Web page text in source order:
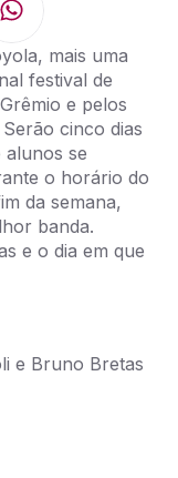
mais uma
festival de
e pelos
cinco dias
se
o horário do
da semana,
banda.
e o dia em que
e Bruno Bretas